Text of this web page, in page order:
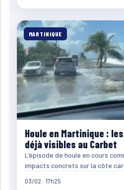
MARTINIQUE
Houle en Martinique :
déjà visibles au Carbet
L’épisode de houle en cours
impacts concrets sur la côte
03/02 · 17h25